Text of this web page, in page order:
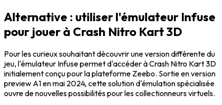
Alternative : utiliser l'émulateur Infuse
pour jouer à Crash Nitro Kart 3D
Pour les curieux souhaitant découvrir une version différente du
jeu, l'émulateur Infuse permet d'accéder à Crash Nitro Kart 3D
initialement conçu pour la plateforme Zeebo. Sortie en version
preview A1 en mai 2024, cette solution d'émulation spécialisée
ouvre de nouvelles possibilités pour les collectionneurs virtuels.